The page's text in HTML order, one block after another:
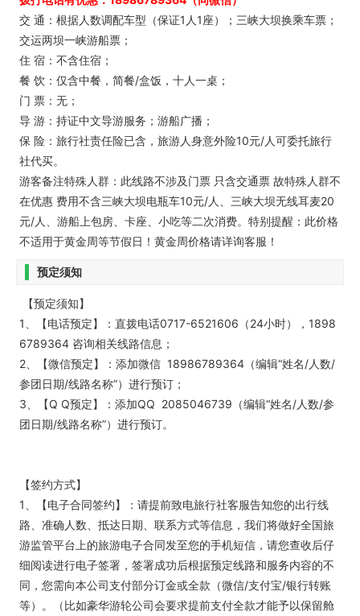
交 通：根据人数调配车型（保证1人1座）；三峡大坝换乘车票；
交运两坝一峡游船票；
住 宿：不含住宿；
餐 饮：仅含中餐，简餐/盒饭，十人一桌；
门 票：无；
导 游：持证中文导游服务；游船广播；
保 险：旅行社责任险已含，旅游人身意外险10元/人可委托旅行
社代买。
游客备注特殊人群：此线路不涉及门票 只含交通票 故特殊人群不
在优惠 费用不含三峡大坝电瓶车10元/人、三峡大坝无线耳麦20
元/人、游船上包房、卡座、小吃等二次消费。特别提醒：此价格
不适用于黄金周等节假日！黄金周价格请详询客服！
预定须知
【预定须知】
1、【电话预定】：直拨电话0717-6521606（24小时），1898
6789364 咨询相关线路信息；
2、【微信预定】：添加微信 18986789364（编辑“姓名/人数/
参团日期/线路名称”）进行预订；
3、【Q Q预定】：添加QQ 2085046739（编辑“姓名/人数/参
团日期/线路名称”）进行预订。
【签约方式】
1、【电子合同签约】：请提前致电旅行社客服告知您的出行线
路、准确人数、抵达日期、联系方式等信息，我们将做好全国旅
游监管平台上的旅游电子合同发至您的手机短信，请您查收后仔
细阅读进行电子签署，签署成功后根据预定线路和服务内容的不
同，您需向本公司支付部分订金或全款（微信/支付宝/银行转账
等）。（比如豪华游轮公司会要求提前支付全款才能予以保留舱